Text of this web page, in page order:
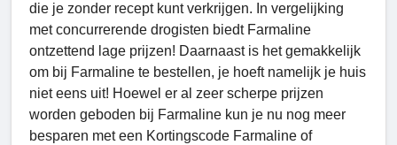
die je zonder recept kunt verkrijgen. In vergelijking
met concurrerende drogisten biedt Farmaline
ontzettend lage prijzen! Daarnaast is het gemakkelijk
om bij Farmaline te bestellen, je hoeft namelijk je huis
niet eens uit! Hoewel er al zeer scherpe prijzen
worden geboden bij Farmaline kun je nu nog meer
besparen met een Kortingscode Farmaline of